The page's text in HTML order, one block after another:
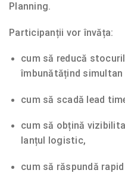
Planning.
Participanții vor învăța:
cum să reducă
îmbunătățind simultan
cum să scadă lead
cum să obțină
lanțul logistic,
cum să răspundă